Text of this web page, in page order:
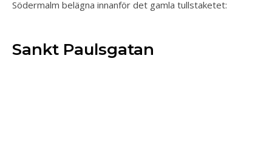
Södermalm belägna innanför det gamla tullstaketet:
Sankt Paulsgatan